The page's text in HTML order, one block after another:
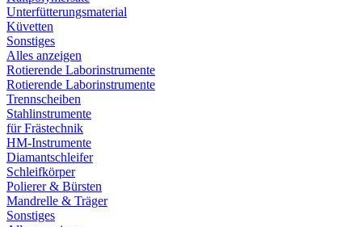
Unterfütterungsmaterial
Küvetten
Sonstiges
Alles anzeigen
Rotierende Laborinstrumente
Rotierende Laborinstrumente
Trennscheiben
Stahlinstrumente
für Frästechnik
HM-Instrumente
Diamantschleifer
Schleifkörper
Polierer & Bürsten
Mandrelle & Träger
Sonstiges